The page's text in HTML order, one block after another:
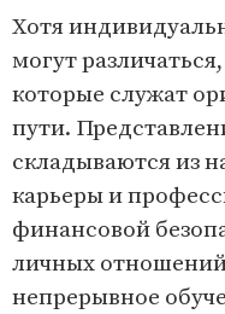
Хотя
могут
которые служат
пути.
складываются из
карьеры и
финансовой
личных
непрерывное